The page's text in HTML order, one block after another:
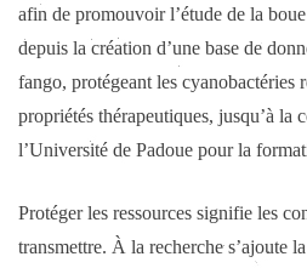
afin de promouvoir l’étude de la
depuis la création d’une base de
fango, protégeant les cyanobactéries
propriétés thérapeutiques, jusqu’à la
l’Université de Padoue pour la
Protéger les ressources signifie les
transmettre. À la recherche s’ajoute